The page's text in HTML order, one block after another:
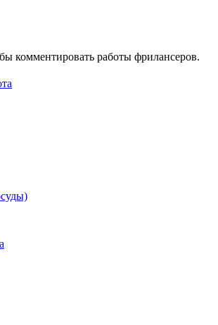
комментировать работы фрилансеров.